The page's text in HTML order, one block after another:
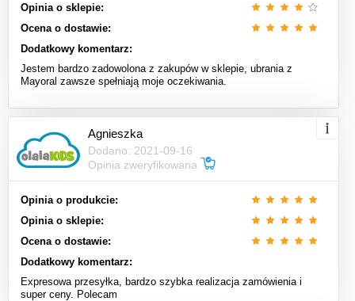
Opinia o sklepie:
Ocena o dostawie:
Dodatkowy komentarz:
Jestem bardzo zadowolona z zakupów w sklepie, ubrania z
Mayoral zawsze spełniają moje oczekiwania.
Agnieszka
Dodano: 2021-09-16
Opinia zweryfikowana
Opinia o produkcie:
Opinia o sklepie:
Ocena o dostawie:
Dodatkowy komentarz:
Expresowa przesyłka, bardzo szybka realizacja zamówienia i
super ceny. Polecam